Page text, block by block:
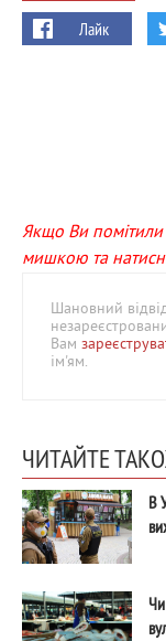
Лайк
Якщо Ви помітили
мишкою та
Шановний
Вам
ім'ям.
ЧИТАЙТЕ
В